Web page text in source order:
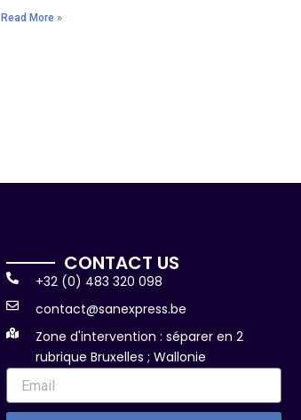
Read More »
CONTACT US
+32 (0) 483 320 098
contact@sanexpress.be
Zone d'intervention : séparer en 2
rubrique Bruxelles ; Wallonie